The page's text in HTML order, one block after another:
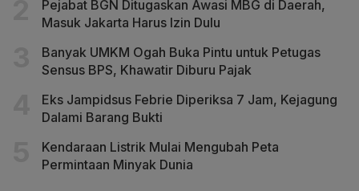
Pejabat BGN Ditugaskan Awasi MBG di Daerah,
Masuk Jakarta Harus Izin Dulu
Banyak UMKM Ogah Buka Pintu untuk Petugas
Sensus BPS, Khawatir Diburu Pajak
Eks Jampidsus Febrie Diperiksa 7 Jam, Kejagung
Dalami Barang Bukti
Kendaraan Listrik Mulai Mengubah Peta
Permintaan Minyak Dunia